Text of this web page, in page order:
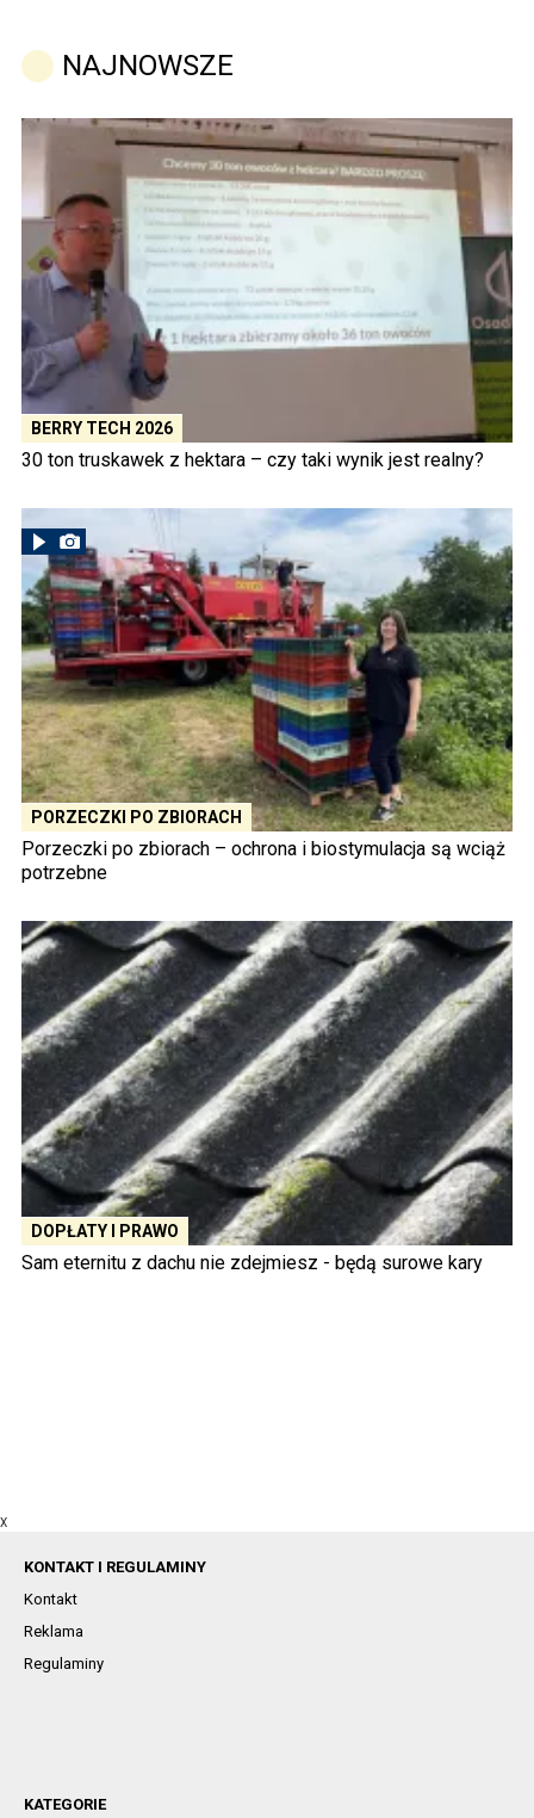
NAJNOWSZE
BERRY TECH 2026
30 ton truskawek z hektara – czy taki wynik jest realny?
PORZECZKI PO ZBIORACH
Porzeczki po zbiorach – ochrona i biostymulacja są wciąż
potrzebne
DOPŁATY I PRAWO
Sam eternitu z dachu nie zdejmiesz - będą surowe kary
X
KONTAKT I REGULAMINY
Kontakt
Reklama
Regulaminy
KATEGORIE